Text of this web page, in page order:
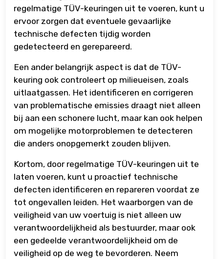
regelmatige TÜV-keuringen uit te voeren, kunt u
ervoor zorgen dat eventuele gevaarlijke
technische defecten tijdig worden
gedetecteerd en gerepareerd.
Een ander belangrijk aspect is dat de TÜV-
keuring ook controleert op milieueisen, zoals
uitlaatgassen. Het identificeren en corrigeren
van problematische emissies draagt niet alleen
bij aan een schonere lucht, maar kan ook helpen
om mogelijke motorproblemen te detecteren
die anders onopgemerkt zouden blijven.
Kortom, door regelmatige TÜV-keuringen uit te
laten voeren, kunt u proactief technische
defecten identificeren en repareren voordat ze
tot ongevallen leiden. Het waarborgen van de
veiligheid van uw voertuig is niet alleen uw
verantwoordelijkheid als bestuurder, maar ook
een gedeelde verantwoordelijkheid om de
veiligheid op de weg te bevorderen. Neem